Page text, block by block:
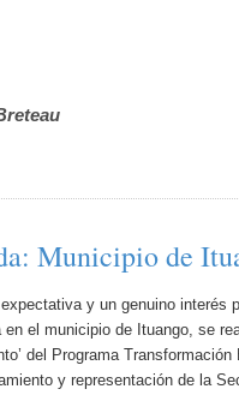
Municipio de
y un genuino interés
en el municipio de Ituango, se
del Programa
y representación de la